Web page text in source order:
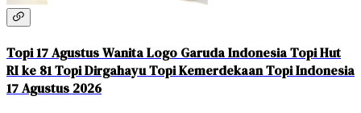
Topi 17 Agustus Wanita Logo Garuda Indonesia Topi Hut
RI ke 81 Topi Dirgahayu Topi Kemerdekaan Topi Indonesia
17 Agustus 2026